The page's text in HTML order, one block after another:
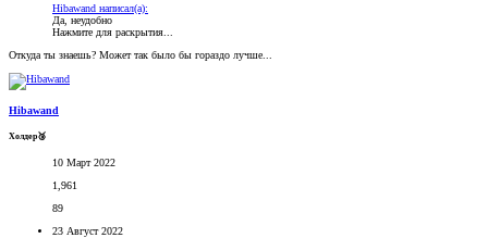
Hibawand написал(а):
Да, неудобно
Нажмите для раскрытия...
Откуда ты знаешь? Может так было бы гораздо лучше...
Hibawand
Холдер🥉
10 Март 2022
1,961
89
23 Август 2022